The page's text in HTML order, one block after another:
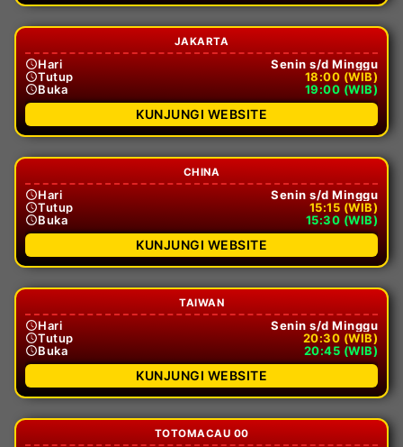
JAKARTA
Hari
Senin s/d Minggu
Tutup
18:00 (WIB)
Buka
19:00 (WIB)
KUNJUNGI WEBSITE
CHINA
Hari
Senin s/d Minggu
Tutup
15:15 (WIB)
Buka
15:30 (WIB)
KUNJUNGI WEBSITE
TAIWAN
Hari
Senin s/d Minggu
Tutup
20:30 (WIB)
Buka
20:45 (WIB)
KUNJUNGI WEBSITE
TOTOMACAU 00